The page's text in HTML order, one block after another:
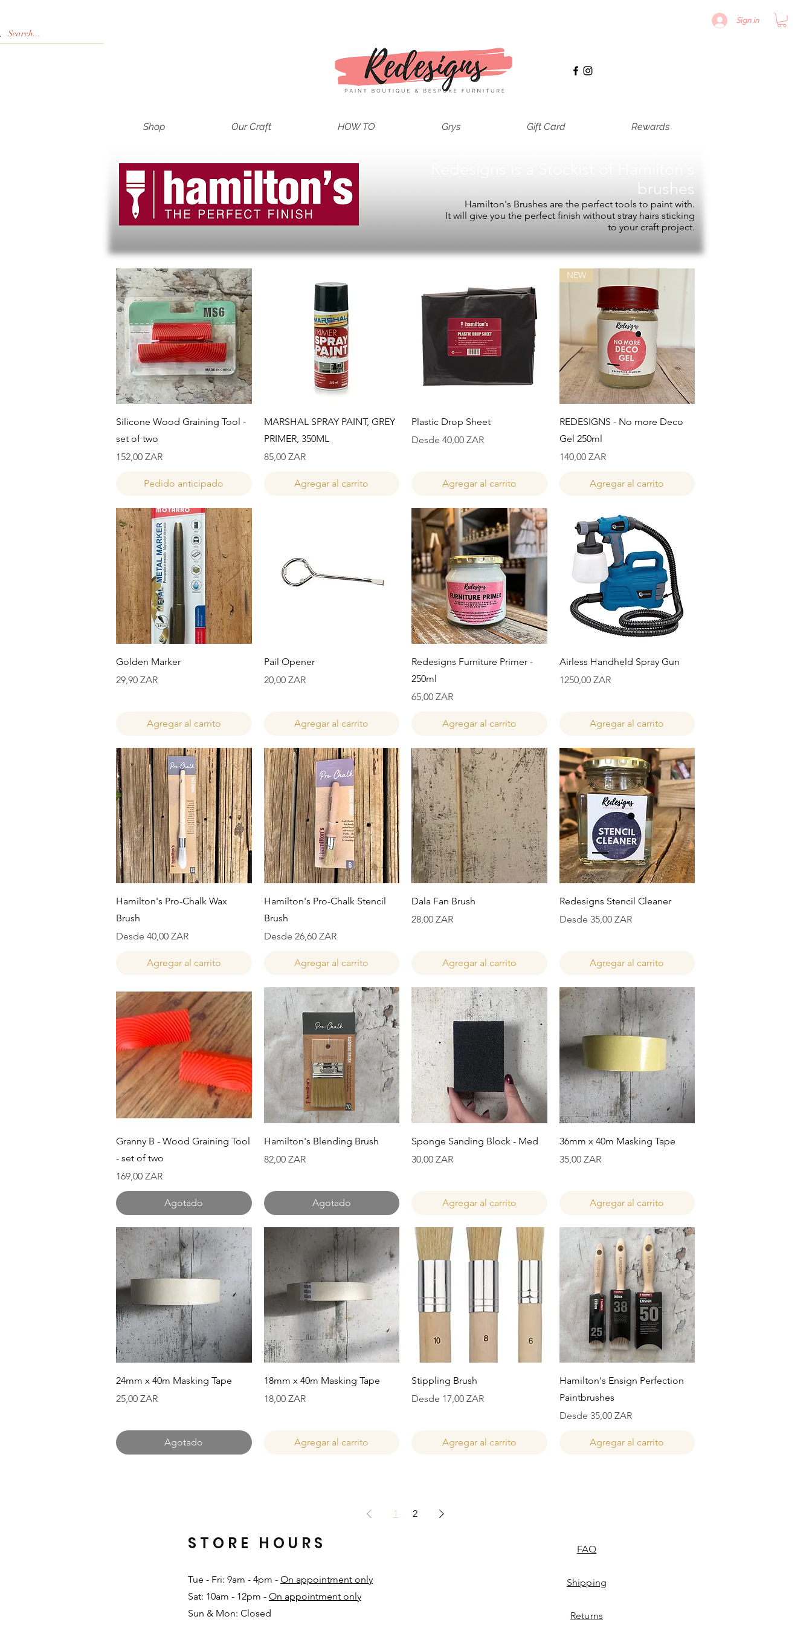
Sign in
Shop Our Craft HOW TO Grys Gift Card Rewards
brushes
Hamilton's Brushes are the perfect tools to paint with.
It will give you the perfect finish without stray hairs sticking
to your craft project.
Vista rápida
Silicone Wood Graining Tool -
set of two
Precio
152,00 ZAR
Pedido anticipado
Vista rápida
MARSHAL SPRAY PAINT, GREY
PRIMER, 350ML
Precio
85,00 ZAR
Agregar al carrito
Vista rápida
Plastic Drop Sheet
Desde 40,00 ZAR
Precio de oferta
Agregar al carrito
Vista rápida
NEW
REDESIGNS - No more Deco
Gel 250ml
Precio
140,00 ZAR
Agregar al carrito
Vista rápida
Golden Marker
Precio
29,90 ZAR
Agregar al carrito
Vista rápida
Pail Opener
Precio
20,00 ZAR
Agregar al carrito
Vista rápida
Redesigns Furniture Primer -
250ml
Precio
65,00 ZAR
Agregar al carrito
Vista rápida
Airless Handheld Spray Gun
Precio
1250,00 ZAR
Agregar al carrito
Vista rápida
Hamilton's Pro-Chalk Wax
Brush
Desde 40,00 ZAR
Precio de oferta
Agregar al carrito
Vista rápida
Hamilton's Pro-Chalk Stencil
Brush
Desde 26,60 ZAR
Precio de oferta
Agregar al carrito
Vista rápida
Dala Fan Brush
Precio
28,00 ZAR
Agregar al carrito
Vista rápida
Redesigns Stencil Cleaner
Desde 35,00 ZAR
Precio de oferta
Agregar al carrito
Vista rápida
Granny B - Wood Graining Tool
- set of two
Precio
169,00 ZAR
Agotado
Vista rápida
Hamilton's Blending Brush
Precio
82,00 ZAR
Agotado
Vista rápida
Sponge Sanding Block - Med
Precio
30,00 ZAR
Agregar al carrito
Vista rápida
36mm x 40m Masking Tape
Precio
35,00 ZAR
Agregar al carrito
Vista rápida
24mm x 40m Masking Tape
Precio
25,00 ZAR
Agotado
Vista rápida
18mm x 40m Masking Tape
Precio
18,00 ZAR
Agregar al carrito
Vista rápida
Stippling Brush
Desde 17,00 ZAR
Precio de oferta
Agregar al carrito
Vista rápida
Hamilton's Ensign Perfection
Paintbrushes
Desde 35,00 ZAR
Precio de oferta
Agregar al carrito
1 2
Tue - Fri: 9am - 4pm - On appointment only
Sat: 10am - 12pm - On appointment only
Sun & Mon: Closed​
STORE HOURS FAQ
Shipping
Returns